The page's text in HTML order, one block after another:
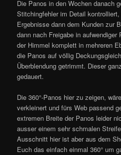
Die Panos in den Wochen danach
Stitchingfehler im Detail
Ergebnisse dann dem Kunden zur
dann nach Freigabe in
der Himmel komplett in mehreren
die Panos auf völlig
Überblendung getrimmt. Dieser
gedauert.
Die 360°-Panos hier zu zeigen,
verkleinert und fürs Web passend
extremen Breite der Panos leider
ausser einem sehr schmalen
Ausschnitt hier ist aber aus dem
Euch das einfach einmal 360° um